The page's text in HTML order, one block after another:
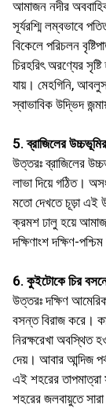
আমাজন নদীর
সূর্যরশ্মি লম্বভাবে
বিকেলে পরিচলন
চিরহরিৎ অরণ্যের
যায়। মেহগিনি,
স্বাভাবিক উদ্ভিদ
5. ব্রাজিলের
উত্তরঃ ব্রাজিলের
লাভা দিয়ে গঠিত।
মতাে দেখতে চূড়া এই
ক্রমশ ঢালু হয়ে
দক্ষিণাংশ দক্ষিণ-
6. কুইটোকে চির
উত্তরঃ দক্ষিণ
বসন্ত বিরাজ করে।
নিরক্ষরেখা অবস্থিত
দেয়। আবার আন্দিজ
এই শহরের
শহরের জলবায়ুতে